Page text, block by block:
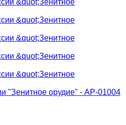
"Зенитное орудие" - АР-01004